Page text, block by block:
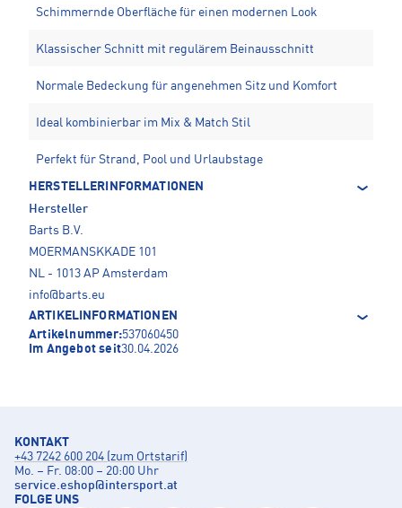
Schimmernde Oberfläche für einen modernen Look
Klassischer Schnitt mit regulärem Beinausschnitt
Normale Bedeckung für angenehmen Sitz und Komfort
Ideal kombinierbar im Mix & Match Stil
Perfekt für Strand, Pool und Urlaubstage
HERSTELLERINFORMATIONEN
Hersteller
Barts B.V.
MOERMANSKKADE 101
NL - 1013 AP Amsterdam
info@barts.eu
ARTIKELINFORMATIONEN
Artikelnummer:537060450
Im Angebot seit30.04.2026
KONTAKT
+43 7242 600 204 (zum Ortstarif)
Mo. – Fr. 08:00 – 20:00 Uhr
service.eshop@intersport.at
FOLGE UNS